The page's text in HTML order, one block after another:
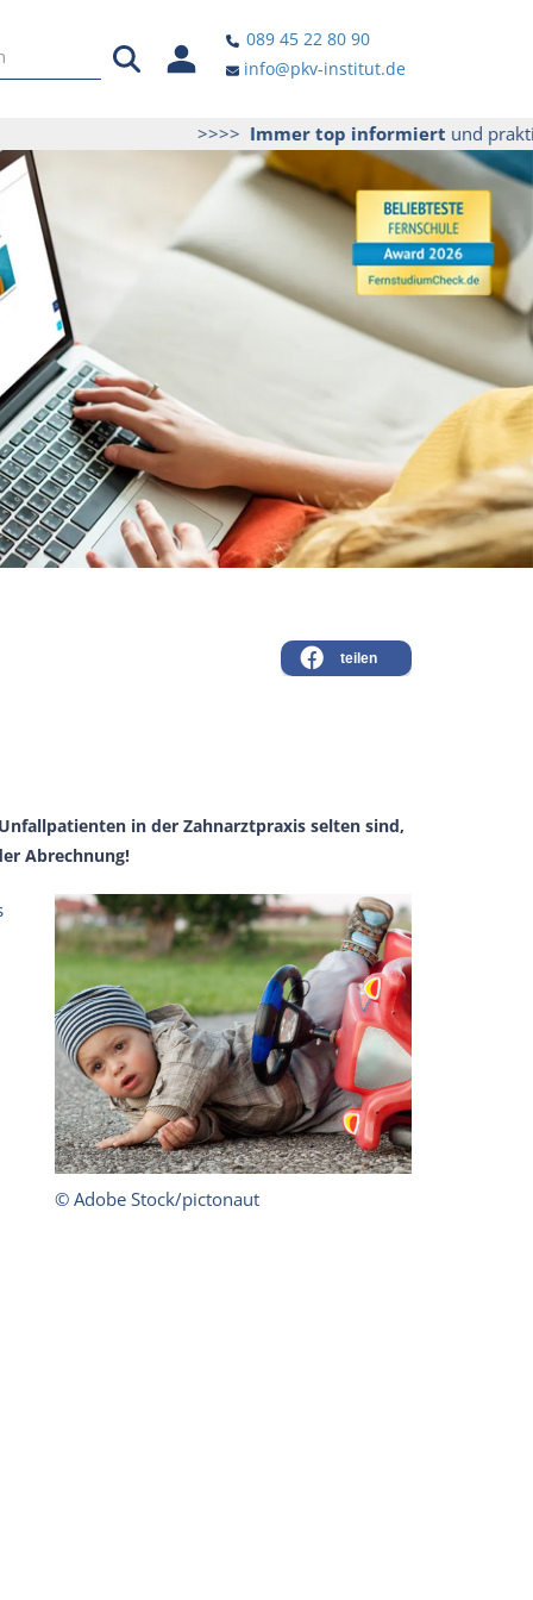
089 45 22 80 90
info@pkv-institut.de
Immer top informiertund praktische
teilen
in der Zahnarztpraxis selten sind,
Abrechnung!
© Adobe Stock/pictonaut